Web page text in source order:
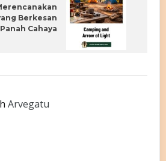
Berkesan
Cahaya
Arvegatu